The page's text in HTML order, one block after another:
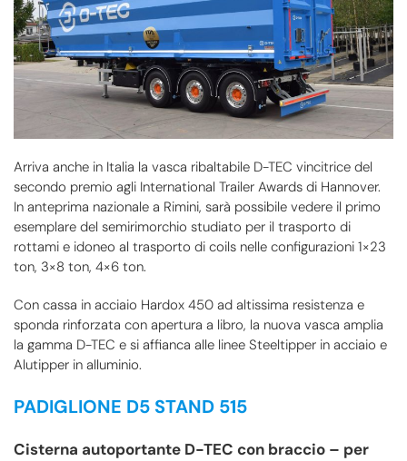
Arriva anche in Italia la vasca ribaltabile D-TEC vincitrice del
secondo premio agli International Trailer Awards di Hannover.
In anteprima nazionale a Rimini, sarà possibile vedere il primo
esemplare del semirimorchio studiato per il trasporto di
rottami e idoneo al trasporto di coils nelle configurazioni 1×23
ton, 3×8 ton, 4×6 ton.
Con cassa in acciaio Hardox 450 ad altissima resistenza e
sponda rinforzata con apertura a libro, la nuova vasca amplia
la gamma D-TEC e si affianca alle linee Steeltipper in acciaio e
Alutipper in alluminio.
PADIGLIONE D5 STAND 515
Cisterna autoportante D-TEC con braccio – per